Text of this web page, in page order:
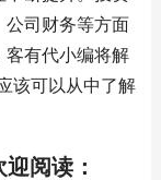
公司财务等方面
客有代小编将解
该可以从中了解
阅读：